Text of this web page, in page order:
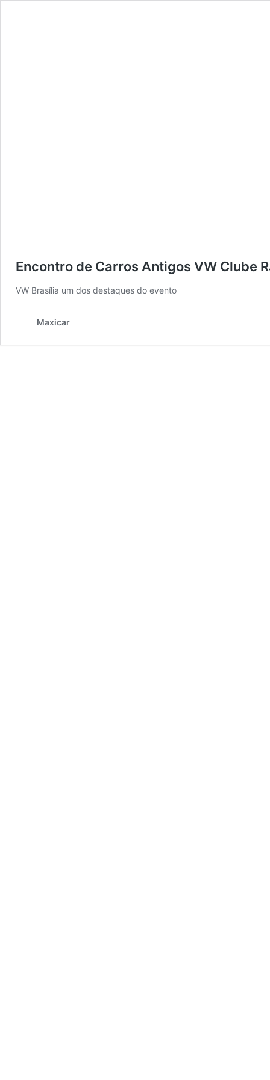
Encontro de Carros Antigos VW Clube
VW Brasília um dos destaques do evento
Maxicar